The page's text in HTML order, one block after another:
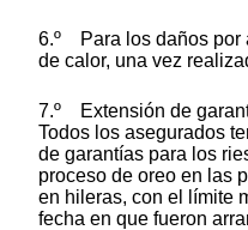
6.º Para los daños por
de calor, una vez
7.º Extensión de
Todos los asegurados
de garantías para los
proceso de oreo en las
en hileras, con el límite
fecha en que fueron